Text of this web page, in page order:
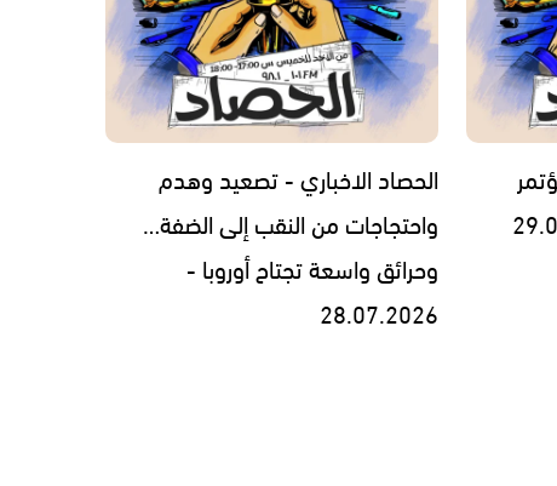
الحصاد الاخباري - تصعيد وهدم
واحتجاجات من النقب إلى الضفة…
وحرائق واسعة تجتاح أوروبا -
28.07.2026